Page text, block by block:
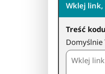
Wklej link,
Treść
Domyślnie